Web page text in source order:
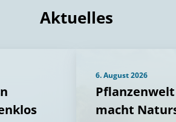
Aktuelles
6. August 2026
macht